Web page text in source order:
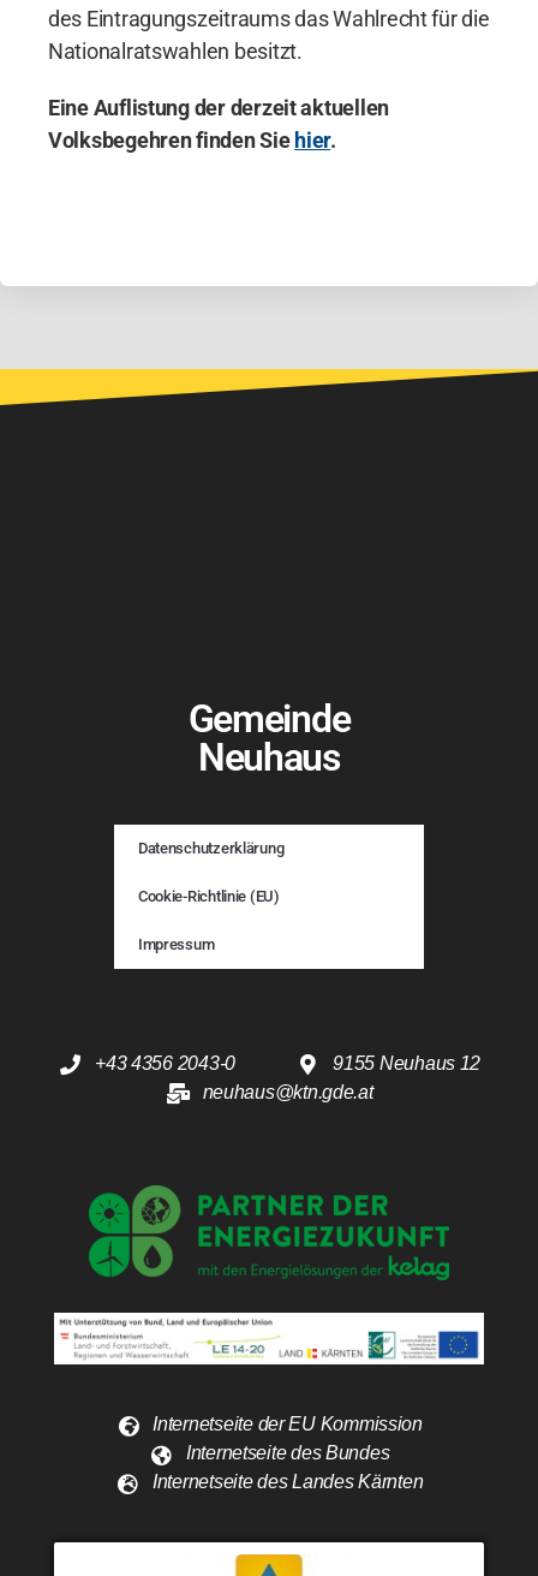
des Eintragungszeitraums das Wahlrecht für die
Nationalratswahlen besitzt.
Eine Auflistung der derzeit aktuellen
Volksbegehren finden Siehier.
Gemeinde
Neuhaus
Datenschutzerklärung
Cookie-Richtlinie (EU)
Impressum
+43 4356 2043-0
9155 Neuhaus 12
neuhaus@ktn.gde.at
Internetseite der EU Kommission
Internetseite des Bundes
Internetseite des Landes Kärnten